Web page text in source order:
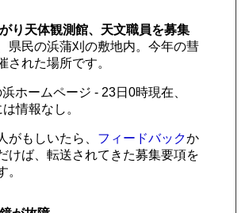
り天体観測館、天文職員を募集
県民の浜蒲刈の敷地内。今年の彗
された場所です。
ホームページ - 23日0時現在、
情報なし。
がもしいたら、 フィードバックか
けば、転送されてきた募集要項を
。